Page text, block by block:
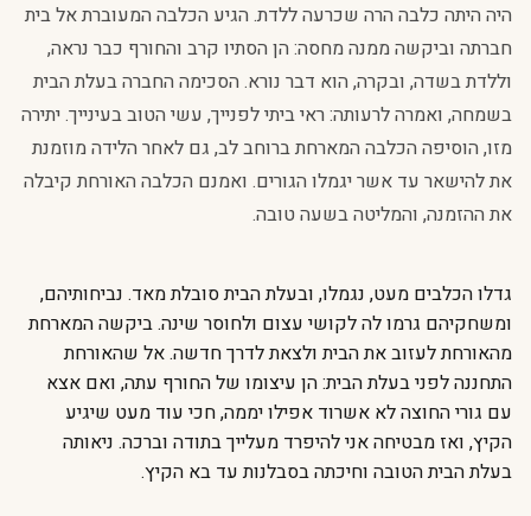
היה היתה כלבה הרה שכרעה ללדת. הגיע הכלבה המעוברת אל בית
חברתה וביקשה ממנה מחסה: הן הסתיו קרב והחורף כבר נראה,
וללדת בשדה, ובקרה, הוא דבר נורא. הסכימה החברה בעלת הבית
בשמחה, ואמרה לרעותה: ראי ביתי לפנייך, עשי הטוב בעינייך. יתירה
מזו, הוסיפה הכלבה המארחת ברוחב לב, גם לאחר הלידה מוזמנת
את להישאר עד אשר יגמלו הגורים. ואמנם הכלבה האורחת קיבלה
את ההזמנה, והמליטה בשעה טובה.
גדלו הכלבים מעט, נגמלו, ובעלת הבית סובלת מאד. נביחותיהם,
ומשחקיהם גרמו לה לקושי עצום ולחוסר שינה. ביקשה המארחת
מהאורחת לעזוב את הבית ולצאת לדרך חדשה. אל שהאורחת
התחננה לפני בעלת הבית: הן עיצומו של החורף עתה, ואם אצא
עם גורי החוצה לא אשרוד אפילו יממה, חכי עוד מעט שיגיע
הקיץ, ואז מבטיחה אני להיפרד מעלייך בתודה וברכה. ניאותה
בעלת הבית הטובה וחיכתה בסבלנות עד בא הקיץ.